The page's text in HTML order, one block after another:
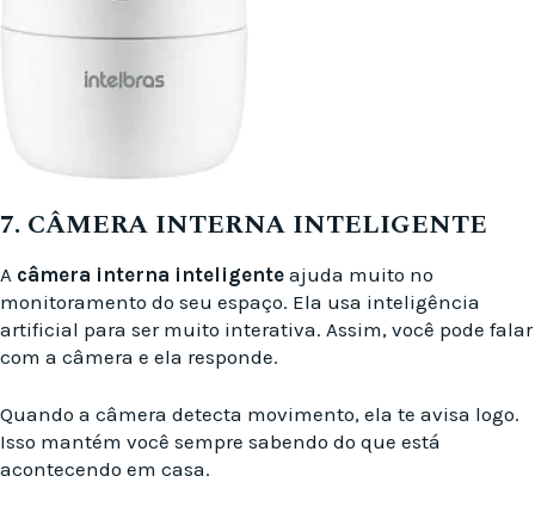
7. CÂMERA INTERNA INTELIGENTE
A câmera interna inteligente ajuda muito no
monitoramento do seu espaço. Ela usa inteligência
artificial para ser muito interativa. Assim, você pode falar
com a câmera e ela responde.
Quando a câmera detecta movimento, ela te avisa logo.
Isso mantém você sempre sabendo do que está
acontecendo em casa.